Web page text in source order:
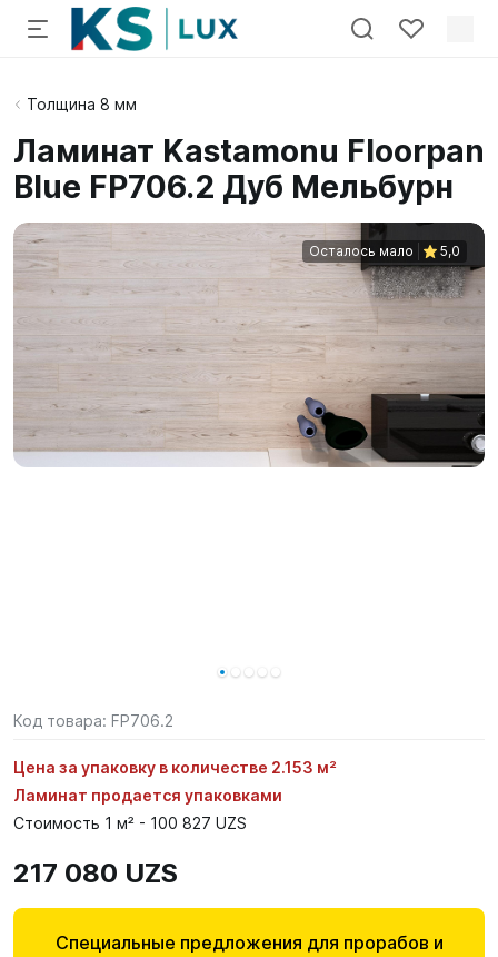
Толщина 8 мм
Ламинат Kastamonu Floorpan
Blue FP706.2 Дуб Мельбурн
Осталось мало 5,0
Код товара: FP706.2
Цена за упаковку в количестве 2.153 м²
Ламинат продается упаковками
Стоимость 1 м² - 100 827 UZS
217 080 UZS
Специальные предложения для прорабов и